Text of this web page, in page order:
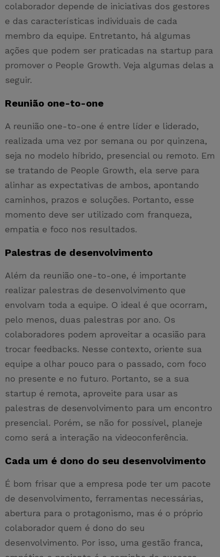
colaborador depende de iniciativas dos gestores
e das características individuais de cada
membro da equipe. Entretanto, há algumas
ações que podem ser praticadas na startup para
promover o People Growth. Veja algumas delas a
seguir.
Reunião one-to-one
A reunião one-to-one é entre líder e liderado,
realizada uma vez por semana ou por quinzena,
seja no modelo híbrido, presencial ou remoto. Em
se tratando de People Growth, ela serve para
alinhar as expectativas de ambos, apontando
caminhos, prazos e soluções. Portanto, esse
momento deve ser utilizado com franqueza,
empatia e foco nos resultados.
Palestras de desenvolvimento
Além da reunião one-to-one, é importante
realizar palestras de desenvolvimento que
envolvam toda a equipe. O ideal é que ocorram,
pelo menos, duas palestras por ano. Os
colaboradores podem aproveitar a ocasião para
trocar feedbacks. Nesse contexto, oriente sua
equipe a olhar pouco para o passado, com foco
no presente e no futuro. Portanto, se a sua
startup é remota, aproveite para usar as
palestras de desenvolvimento para um encontro
presencial. Porém, se não for possível, planeje
como será a interação na videoconferência.
Cada um é dono do seu desenvolvimento
É bom frisar que a empresa pode ter um pacote
de desenvolvimento, ferramentas necessárias,
abertura para o protagonismo, mas é o próprio
colaborador quem é dono do seu
desenvolvimento. Por isso, uma gestão franca,